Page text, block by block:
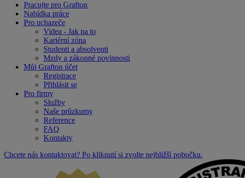
Pracujte pro Grafton
Nabídka práce
Pro uchazeče
Videa - Jak na to
Kariérní zóna
Studenti a absolventi
Mzdy a zákonné povinnosti
Můj Grafton účet
Registrace
Přihlásit se
Pro firmy
Služby
Naše průzkumy
Reference
FAQ
Kontakty
Chcete nás kontaktovat? Po kliknutí si zvolte nejbližší pobočku.